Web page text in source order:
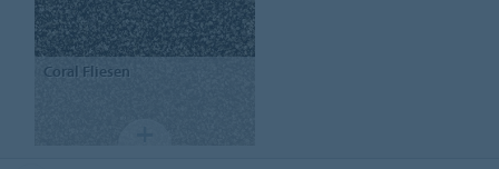
Coral Fliesen